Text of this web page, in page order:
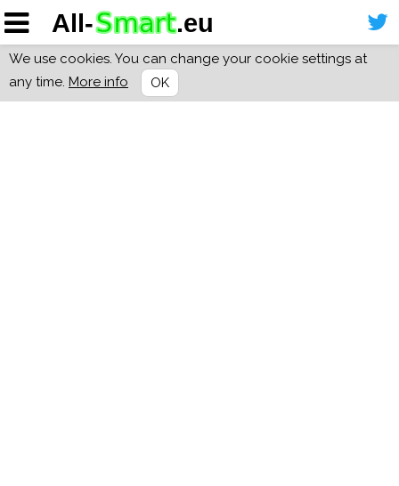
We use cookies. You can change your cookie settings at
any time. More info OK